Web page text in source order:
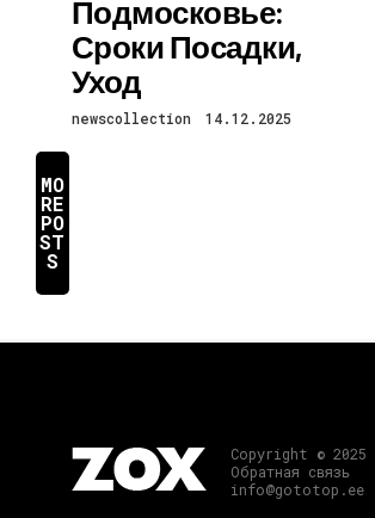
Подмосковье:
Сроки Посадки,
Уход
newscollection 14.12.2025
MO
RE
PO
ST
S
Copyright © 2025
Обратная связь
info@gototop.ee